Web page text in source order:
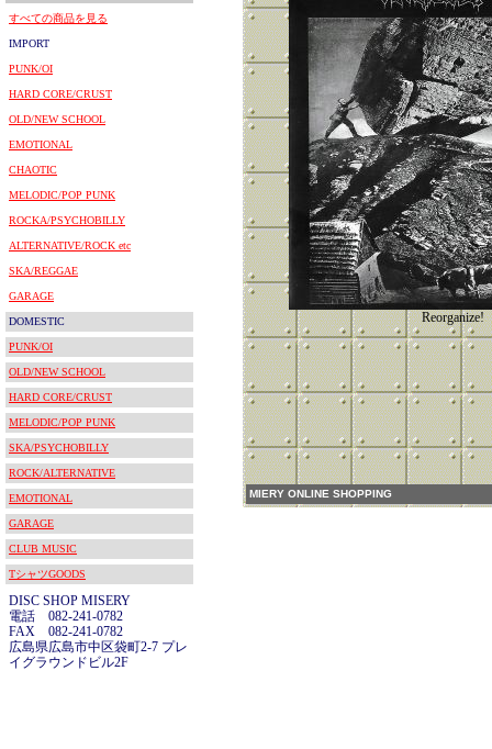
すべての商品を見る
IMPORT
PUNK/OI
HARD CORE/CRUST
OLD/NEW SCHOOL
EMOTIONAL
CHAOTIC
MELODIC/POP PUNK
ROCKA/PSYCHOBILLY
ALTERNATIVE/ROCK etc
SKA/REGGAE
GARAGE
DOMESTIC
PUNK/OI
OLD/NEW SCHOOL
HARD CORE/CRUST
MELODIC/POP PUNK
SKA/PSYCHOBILLY
ROCK/ALTERNATIVE
EMOTIONAL
GARAGE
CLUB MUSIC
TシャツGOODS
DISC SHOP MISERY
電話 082-241-0782
FAX 082-241-0782
広島県広島市中区袋町2-7 プレ
イグラウンドビル2F
Reorganize!
MIERY ONLINE SHOPPING